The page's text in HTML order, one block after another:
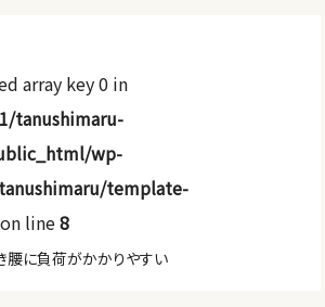
array key 0 in
tanushimaru-
wp-
template-
on line8
腰に負荷がかかりやすい